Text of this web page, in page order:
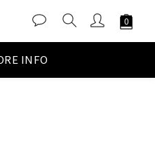
INFO